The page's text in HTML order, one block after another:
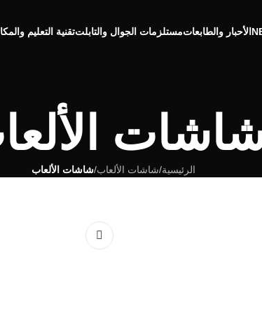
الأحبار والطابعاتمستلزمات الجوال والتابلتتقنية التعليم
الرئيسية/شاشات الألعاب/شاشات الألعاب